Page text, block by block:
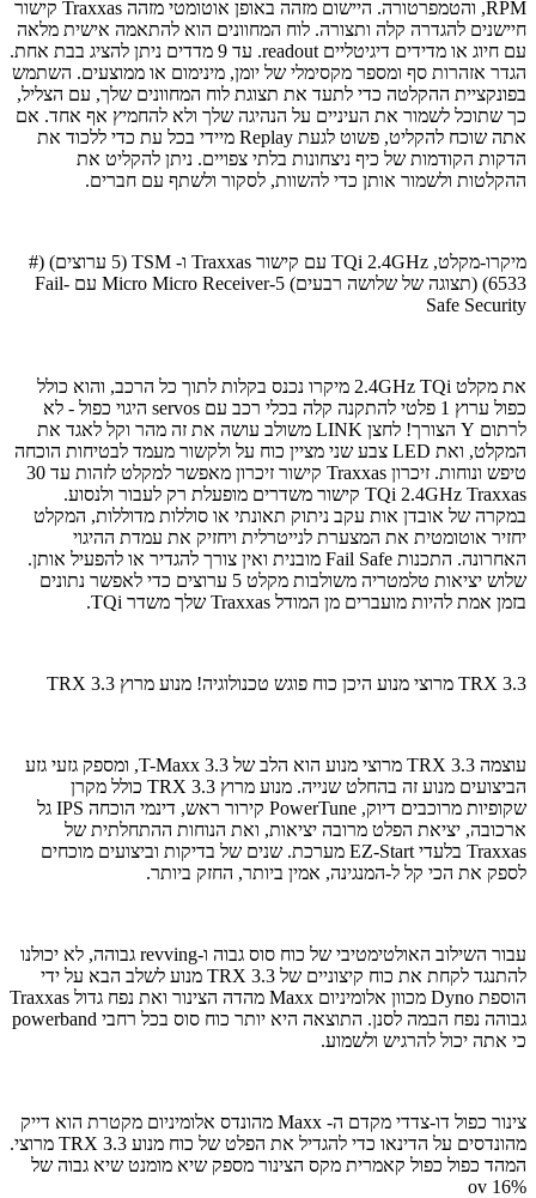
RPM, והטמפרטורה. היישום מזהה באופן אוטומטי מזהה Traxxas קישור
חיישנים להגדרה קלה ותצורה. לוח המחוונים הוא להתאמה אישית מלאה
עם חיוג או מדידים דיגיטליים readout. עד 9 מדדים ניתן להציג בבת אחת.
הגדר אזהרות סף ומספר מקסימלי של יומן, מינימום או ממוצעים. השתמש
בפונקציית ההקלטה כדי לתעד את תצוגת לוח המחוונים שלך, עם הצליל,
כך שתוכל לשמור את העיניים על הנהיגה שלך ולא להחמיץ אף אחד. אם
אתה שוכח להקליט, פשוט לגעת Replay מיידי בכל עת כדי ללכוד את
הדקות הקודמות של כיף ניצחונות בלתי צפויים. ניתן להקליט את
ההקלטות ולשמור אותן כדי להשוות, לסקור ולשתף עם חברים.
מיקרו-מקלט, TQi 2.4GHz עם קישור Traxxas ו- TSM (5 ערוצים) (#
6533) (תצוגה של שלושה רבעים) 5-Micro Micro Receiver עם Fail-
Safe Security
את מקלט 2.4GHz TQi מיקרו נכנס בקלות לתוך כל הרכב, והוא כולל
כפול ערוץ 1 פלטי להתקנה קלה בכלי רכב עם servos היגוי כפול - לא
לרתום Y הצורך! לחצן LINK משולב עושה את זה מהר וקל לאגד את
המקלט, ואת LED צבע שני מציין כוח על ולקשור מעמד לבטיחות הוכחה
טיפש ונוחות. זיכרון Traxxas קישור זיכרון מאפשר למקלט לזהות עד 30
TQi 2.4GHz Traxxas קישור משדרים מופעלת רק לעבור ולנסוע.
במקרה של אובדן אות עקב ניתוק תאונתי או סוללות מדוללות, המקלט
יחזיר אוטומטית את המצערת לנייטרלית ויחזיק את עמדת ההיגוי
האחרונה. התכנות Fail Safe מובנית ואין צורך להגדיר או להפעיל אותן.
שלוש יציאות טלמטריה משולבות מקלט 5 ערוצים כדי לאפשר נתונים
בזמן אמת להיות מועברים מן המודל Traxxas שלך משדר TQi.
TRX 3.3 מרוצי מנוע היכן כוח פוגש טכנולוגיה! מנוע מרוץ TRX 3.3
עוצמה TRX 3.3 מרוצי מנוע הוא הלב של T-Maxx 3.3, ומספק גזעי גזע
הביצועים מנוע זה בהחלט שנייה. מנוע מרוץ TRX 3.3 כולל מקרן
שקופיות מרוכבים דיוק, PowerTune קירור ראש, דינמי הוכחה IPS גל
ארכובה, יציאת הפלט מרובה יציאות, ואת הנוחות ההתחלתית של
Traxxas בלעדי EZ-Start מערכת. שנים של בדיקות וביצועים מוכחים
לספק את הכי קל ל-המנגינה, אמין ביותר, החזק ביותר.
עבור השילוב האולטימטיבי של כוח סוס גבוה ו-revving גבוהה, לא יכולנו
להתנגד לקחת את כוח קיצוניים של TRX 3.3 מנוע לשלב הבא על ידי
הוספת Dyno מכוון אלומיניום Maxx מהדה הצינור ואת נפח גדול Traxxas
גבוהה נפח הבמה לסנן. התוצאה היא יותר כוח סוס בכל רחבי powerband
כי אתה יכול להרגיש ולשמוע.
צינור כפול דו-צדדי מקדם ה- Maxx מהונדס אלומיניום מקטרת הוא דייק
מהונדסים על הדינאו כדי להגדיל את הפלט של כוח מנוע TRX 3.3 מרוצי.
המהד כפול כפול קאמרית מקס הצינור מספק שיא מומנט שיא גבוה של
ov 16%